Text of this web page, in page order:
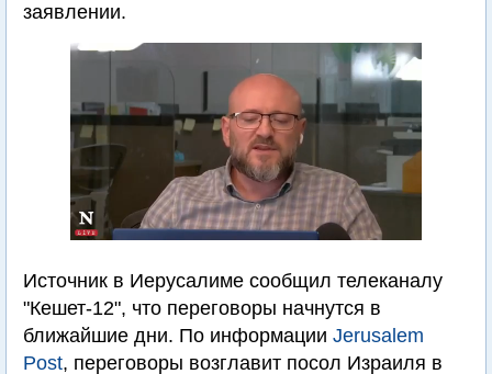
заявлении.
Источник в Иерусалиме сообщил телеканалу
"Кешет-12", что переговоры начнутся в
ближайшие дни. По информации Jerusalem
Post, переговоры возглавит посол Израиля в